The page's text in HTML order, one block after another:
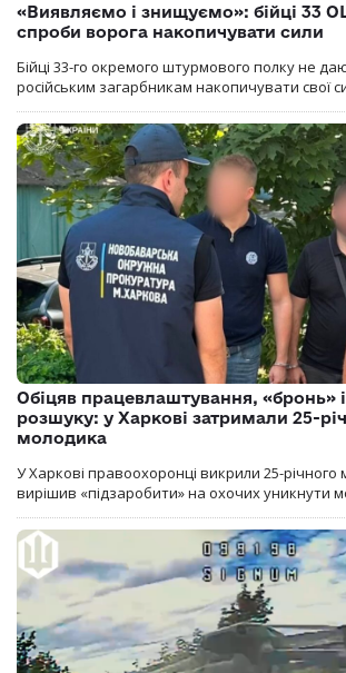
«Виявляємо і знищуємо»: бійці 33
спроби ворога накопичувати сили
Бійці 33-го окремого штурмового полку не
російським загарбникам накопичувати свої
Обіцяв працевлаштування, «бронь» і
розшуку: у Харкові затримали 25-
молодика
У Харкові правоохоронці викрили 25-річного
вирішив «підзаробити» на охочих уникнути